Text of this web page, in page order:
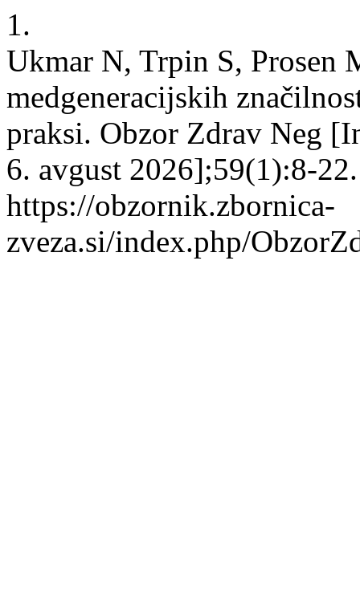
1.
Ukmar N, Trpin S, Prosen
medgeneracijskih
praksi. Obzor Zdrav Neg
6. avgust 2026];59(1):8-
https://obzornik.zbornica-
zveza.si/index.php/